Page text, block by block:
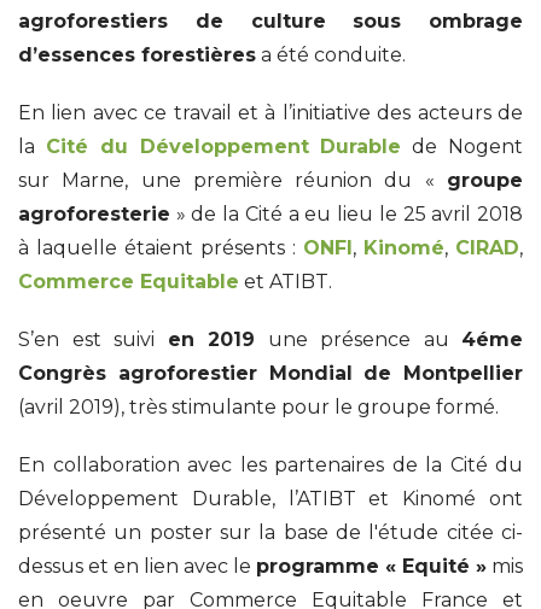
agroforestiers de culture sous ombrage
d’essences forestières a été conduite.
En lien avec ce travail et à l’initiative des acteurs de
la Cité du Développement Durable de Nogent
sur Marne, une première réunion du « groupe
agroforesterie » de la Cité a eu lieu le 25 avril 2018
à laquelle étaient présents : ONFI, Kinomé, CIRAD,
Commerce Equitable et ATIBT.
S’en est suivi en 2019 une présence au 4éme
Congrès agroforestier Mondial de Montpellier
(avril 2019), très stimulante pour le groupe formé.
En collaboration avec les partenaires de la Cité du
Développement Durable, l’ATIBT et Kinomé ont
présenté un poster sur la base de l'étude citée ci-
dessus et en lien avec le programme « Equité » mis
en oeuvre par Commerce Equitable France et